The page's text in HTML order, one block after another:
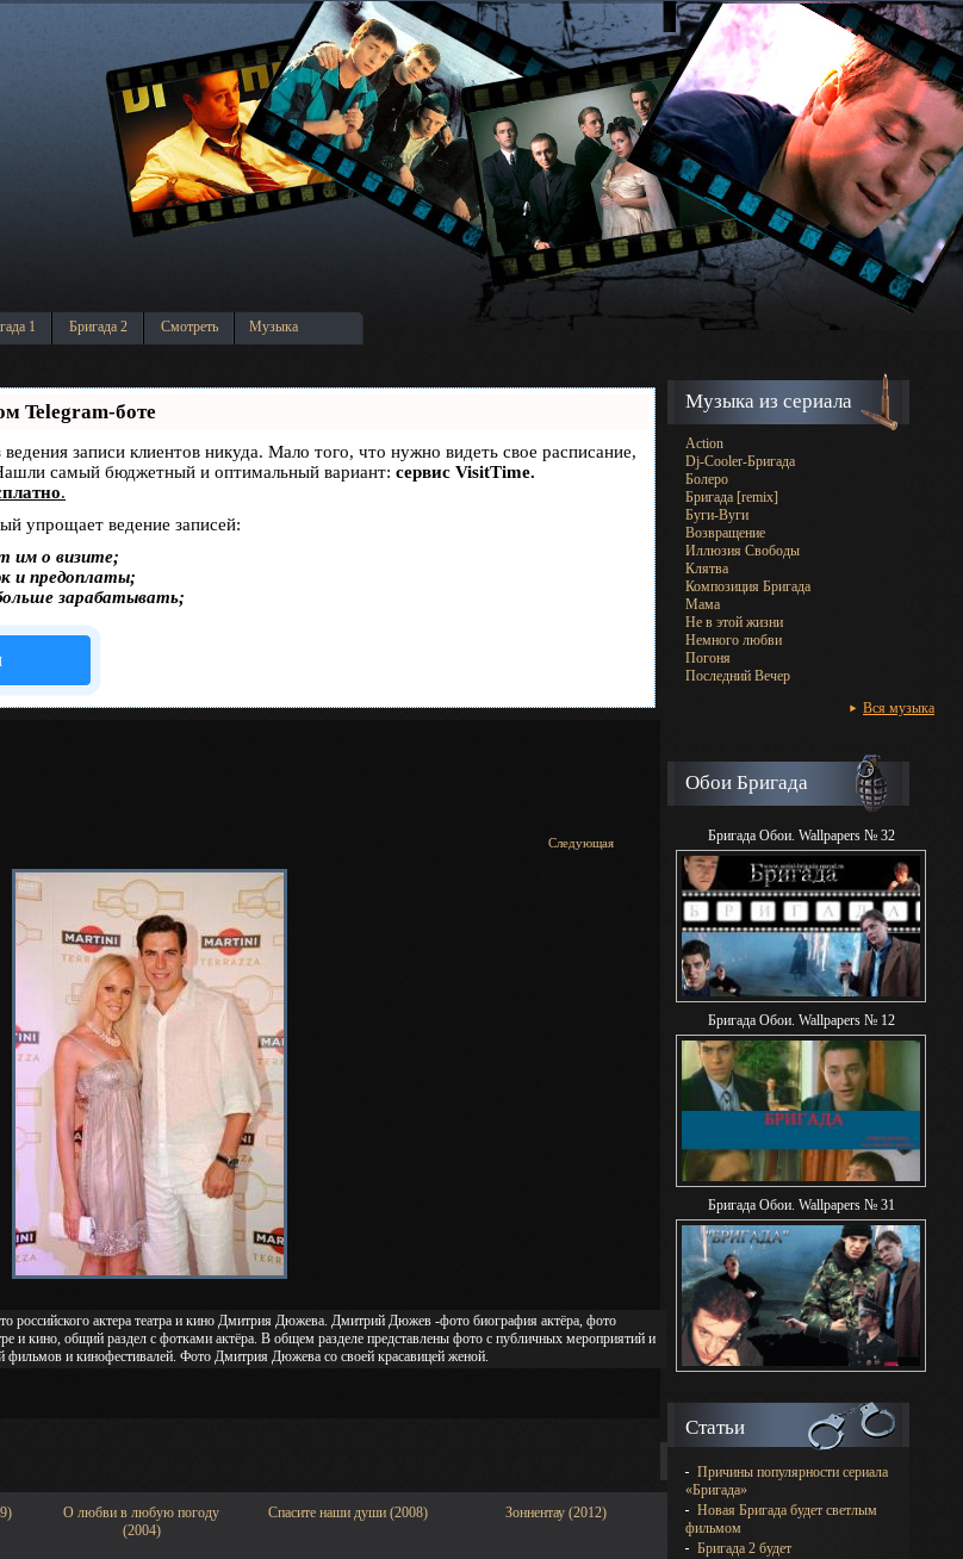
1 Бригада 2 Смотреть Музыка
Telegram-боте
записи клиентов никуда. Мало того, что нужно видеть свое расписание,
самый бюджетный и оптимальный вариант: сервис VisitTime.
.
упрощает ведение записей:
им о визите;
и предоплаты;
зарабатывать;
Следующая
российского актера театра и кино Дмитрия Дюжева. Дмитрий Дюжев -фото биография актёра, фото
и кино, общий раздел с фотками актёра. В общем разделе представлены фото с публичных мероприятий и
фильмов и кинофестивалей. Фото Дмитрия Дюжева со своей красавицей женой.
О любви в любую погоду
(2004)
Спасите наши души (2008) Зоннентау (2012)
Музыка из сериала
Action
Dj-Cooler-Бригада
Болеро
Бригада [remix]
Буги-Вуги
Возвращение
Иллюзия Свободы
Клятва
Композиция Бригада
Мама
Не в этой жизни
Немного любви
Погоня
Последний Вечер
Вся музыка
Обои Бригада
Бригада Обои. Wallpapers № 32
Бригада Обои. Wallpapers № 12
Бригада Обои. Wallpapers № 31
Статьи
Причины популярности сериала
«Бригада»
Новая Бригада будет светлым
фильмом
Бригада 2 будет